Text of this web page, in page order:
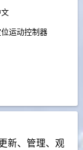
文
位运动控制器
新、管理、观